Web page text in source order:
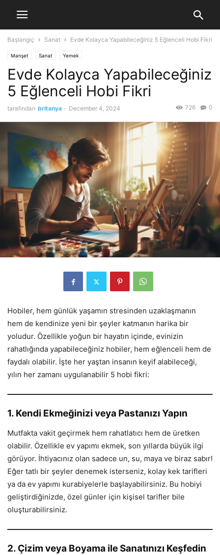
Başlangıç Sanat Evde Kolayca Yapabileceğiniz 5 Eğlenceli Hobi Fikri
Manşet Sanat Yemek
Evde Kolayca Yapabileceğiniz
5 Eğlenceli Hobi Fikri
tarafından britanya - December 4, 2024 0
726
Hobiler, hem günlük yaşamın stresinden uzaklaşmanın
hem de kendinize yeni bir şeyler katmanın harika bir
yoludur. Özellikle yoğun bir hayatın içinde, evinizin
rahatlığında yapabileceğiniz hobiler, hem eğlenceli hem de
faydalı olabilir. İşte her yaştan insanın keyif alabileceği,
yılın her zamanı uygulanabilir 5 hobi fikri:
1. Kendi Ekmeğinizi veya Pastanızı Yapın
Mutfakta vakit geçirmek hem rahatlatıcı hem de üretken
olabilir. Özellikle ev yapımı ekmek, son yıllarda büyük ilgi
görüyor. İhtiyacınız olan sadece un, su, maya ve biraz sabır!
Eğer tatlı bir şeyler denemek isterseniz, kolay kek tarifleri
ya da ev yapımı kurabiyelerle başlayabilirsiniz. Bu hobiyi
geliştirdiğinizde, özel günler için kişisel tarifler bile
oluşturabilirsiniz.
2. Çizim veya Boyama ile Sanatınızı Keşfedin